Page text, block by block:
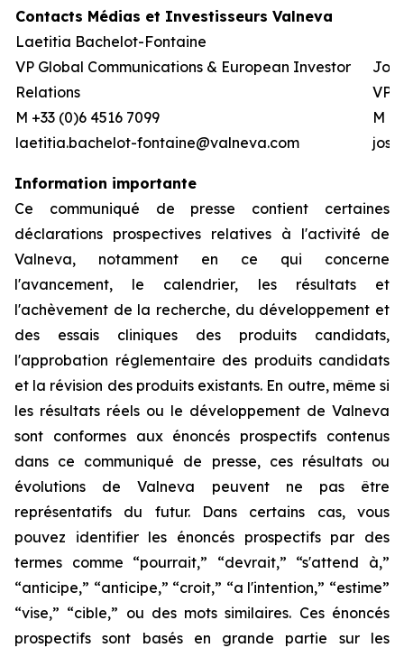
Contacts Médias et Investisseurs Valneva
Laetitia Bachelot-Fontaine
VP Global Communications & European Investor
Relations
M +33 (0)6 4516 7099
laetitia.bachelot-fontaine@valneva.com
VP
M
Information importante
Ce communiqué de presse contient certaines
déclarations prospectives relatives à l'activité de
Valneva, notamment en ce qui concerne
l'avancement, le calendrier, les résultats et
l'achèvement de la recherche, du développement et
des essais cliniques des produits candidats,
l'approbation réglementaire des produits candidats
et la révision des produits existants. En outre, même si
les résultats réels ou le développement de Valneva
sont conformes aux énoncés prospectifs contenus
dans ce communiqué de presse, ces résultats ou
évolutions de Valneva peuvent ne pas être
représentatifs du futur. Dans certains cas, vous
pouvez identifier les énoncés prospectifs par des
termes comme “pourrait,” “devrait,” “s'attend à,”
“anticipe,” “anticipe,” “croit,” “a l'intention,” “estime”
“vise,” “cible,” ou des mots similaires. Ces énoncés
prospectifs sont basés en grande partie sur les